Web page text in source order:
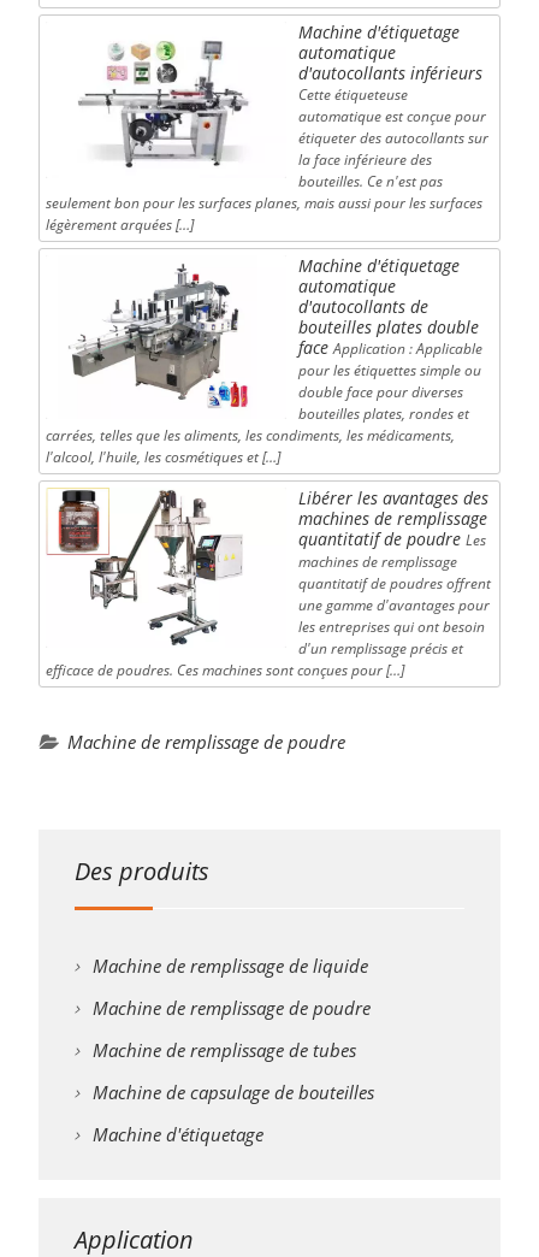
Machine d'étiquetage
automatique
d'autocollants inférieurs
Cette étiqueteuse
automatique est conçue pour
étiqueter des autocollants sur
la face inférieure des
bouteilles. Ce n'est pas
seulement bon pour les surfaces planes, mais aussi pour les surfaces
légèrement arquées […]
Machine d'étiquetage
automatique
d'autocollants de
bouteilles plates double
face Application : Applicable
pour les étiquettes simple ou
double face pour diverses
bouteilles plates, rondes et
carrées, telles que les aliments, les condiments, les médicaments,
l'alcool, l'huile, les cosmétiques et […]
Libérer les avantages des
machines de remplissage
quantitatif de poudre Les
machines de remplissage
quantitatif de poudres offrent
une gamme d'avantages pour
les entreprises qui ont besoin
d'un remplissage précis et
efficace de poudres. Ces machines sont conçues pour […]
Machine de remplissage de poudre
Des produits
Machine de remplissage de liquide
Machine de remplissage de poudre
Machine de remplissage de tubes
Machine de capsulage de bouteilles
Machine d'étiquetage
Application